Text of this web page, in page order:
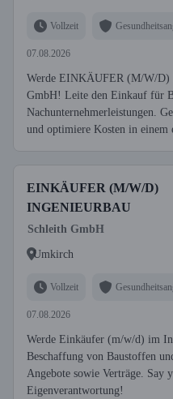
Vollzeit
07.08.2026
Werde EINKÄUFER (M/W/
GmbH! Leite den Einkauf für
Nachunternehmerleistungen.
und optimiere Kosten in einem
EINKÄUFER (M/W/D)
INGENIEURBAU
Schleith GmbH
Umkirch
Vollzeit
07.08.2026
Werde Einkäufer (m/w/d) im
Beschaffung von Baustoffen
Angebote sowie Verträge. Say
Eigenverantwortung!